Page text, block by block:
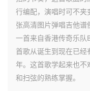
行编配，演唱时可不夹
张高清图片弹唱吉他谱
一首来自香港传奇乐
首歌从诞生到现在已经
年。这首歌学起来也不
和扫弦的熟练掌握。